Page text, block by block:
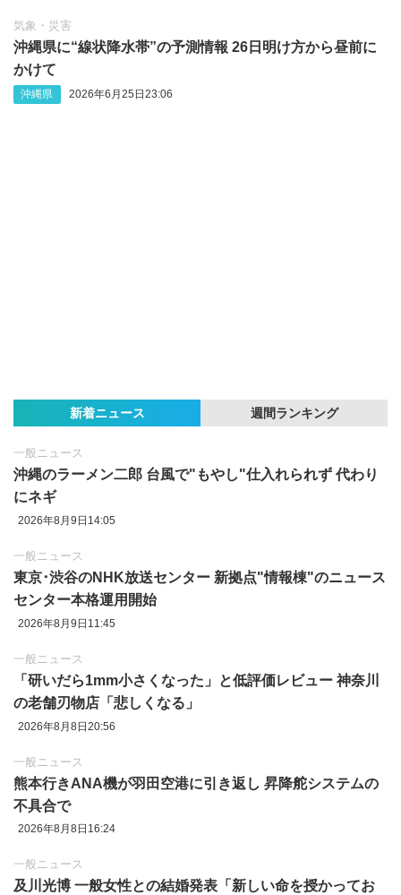
気象・災害
沖縄県に“線状降水帯”の予測情報 26日明け方から昼前に
かけて
沖縄県 2026年6月25日23:06
新着ニュース 週間ランキング
一般ニュース
沖縄のラーメン二郎 台風で"もやし"仕入れられず 代わり
にネギ
2026年8月9日14:05
一般ニュース
東京‪･‬渋谷のNHK放送センター 新拠点"情報棟"のニュース
センター本格運用開始
2026年8月9日11:45
一般ニュース
「研いだら1mm小さくなった」と低評価レビュー 神奈川
の老舗刃物店「悲しくなる」
2026年8月8日20:56
一般ニュース
熊本行きANA機が羽田空港に引き返し 昇降舵システムの
不具合で
2026年8月8日16:24
一般ニュース
及川光博 一般女性との結婚発表「新しい命を授かってお